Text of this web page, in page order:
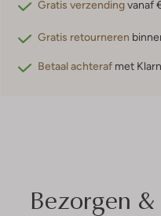
Gratis verzendingvanaf
Gratis retourneren
Betaal achteraf met
Bezorgen